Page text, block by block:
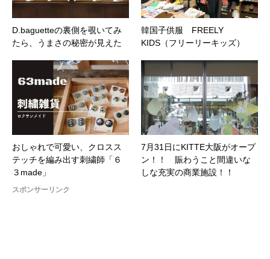
D.baguetteの裏側を覗いてみ
たら、うまさの秘密が見えた
韓国子供服 FREELY
KIDS（フリーリーキッズ）
おしゃれで可愛い、クロスス
テッチを編み出す刺繍師「６
３made」
7月31日にKITTE大阪がオープ
ン！！ 賑わうこと間違いな
しな充実の商業施設！！
スポンサーリンク